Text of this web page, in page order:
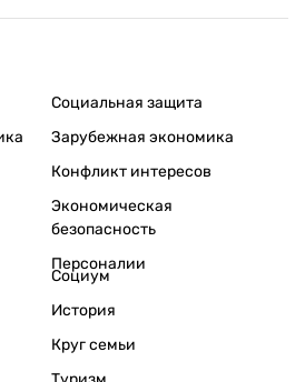
Социальная защита
Зарубежная экономика
Конфликт интересов
Экономическая
безопасность
Персоналии
Социум
История
Круг семьи